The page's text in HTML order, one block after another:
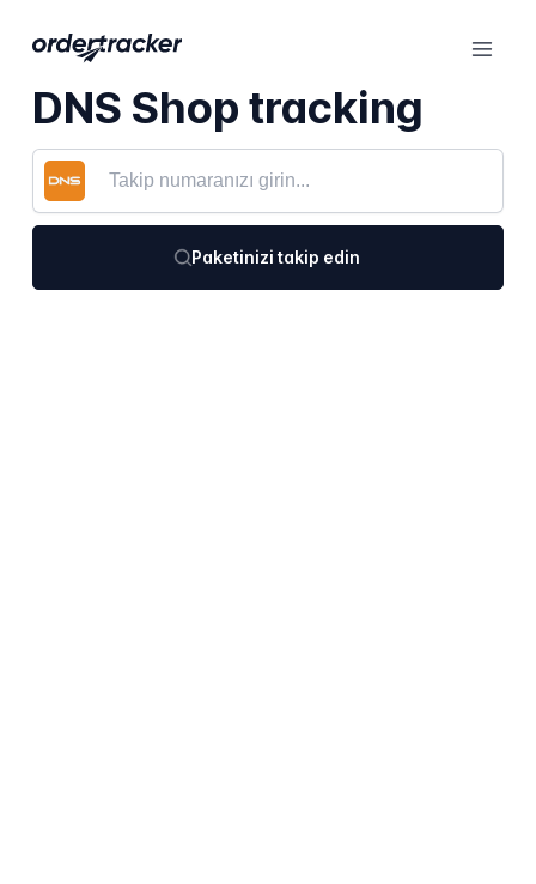
DNS Shop tracking
Paketinizi takip edin